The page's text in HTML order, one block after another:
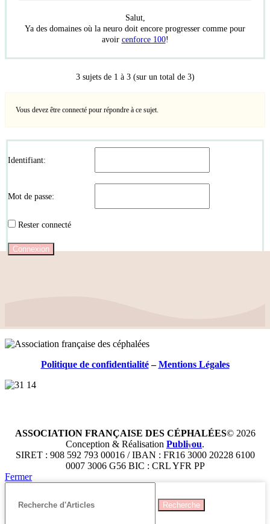
Salut,
Ya des domaines où la neuro doit encore progresser comme pour
avoir cenforce 100!
3 sujets de 1 à 3 (sur un total de 3)
Vous devez être connecté pour répondre à ce sujet.
Identifiant:
Mot de passe:
Rester connecté
Connexion
Politique de confidentialité–Mentions Légales
ASSOCIATION FRANÇAISE DES CÉPHALÉES© 2026
Conception & Réalisation Publiyou.
SIRET : 908 592 793 00016 / IBAN : FR16 3000 20228 6100
0007 3006 G56 BIC : CRL YFR PP
Fermer
Recherche